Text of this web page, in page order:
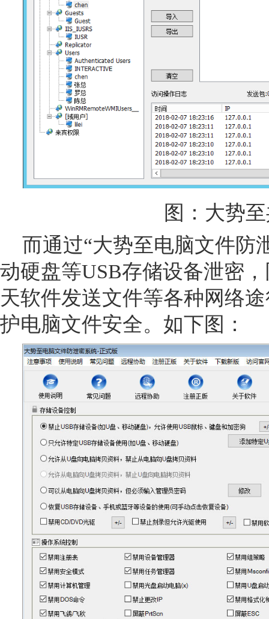
图：大势
而通过“大势至电脑文件防
动硬盘等USB存储设备泄密
天软件发送文件等各种网络
护电脑文件安全。如下图：